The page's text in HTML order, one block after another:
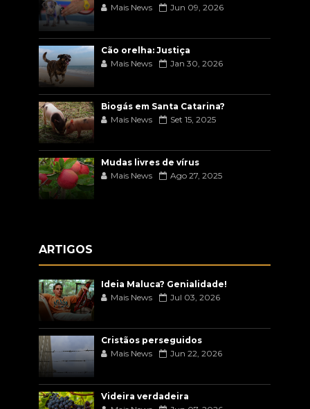
Mais News
Jun 09, 2026
Cão orelha: Justiça
Mais News
Jan 30, 2026
Biogás em Santa Catarina?
Mais News
Set 15, 2025
Mudas livres de vírus
Mais News
Ago 27, 2025
ARTIGOS
Ideia Maluca? Genialidade!
Mais News
Jul 03, 2026
Cristãos perseguidos
Mais News
Jun 22, 2026
Videira verdadeira